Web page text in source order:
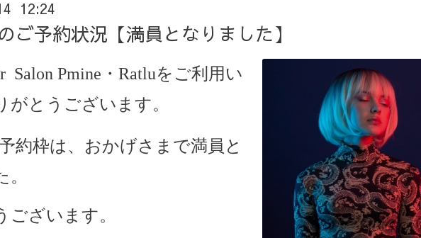
12:24
ご予約状況【満員となりました】
Salon Pmine・Ratluをご利用い
がとうございます。
約枠は、おかげさまで満員と
ございます。